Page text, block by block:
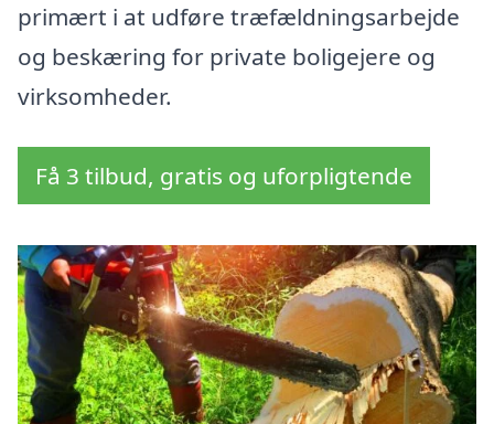
primært i at udføre træfældningsarbejde
og beskæring for private boligejere og
virksomheder.
Få 3 tilbud, gratis og uforpligtende